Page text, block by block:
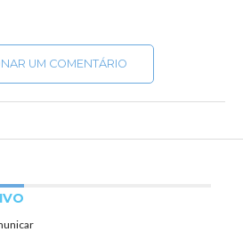
UM COMENTÁRIO